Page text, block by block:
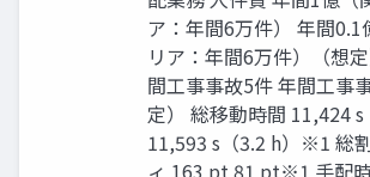
ア：年間6万件） 年間0.1
リア：年間6万件）（想
間工事事故5件 年間工事
定） 総移動時間 11,424 s
11,593 s（3.2 h）※1 総